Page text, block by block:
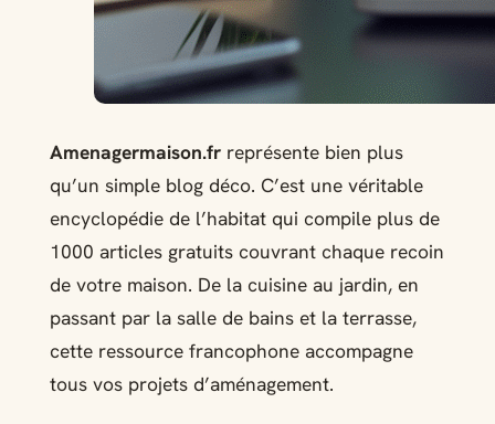
Amenagermaison.frreprésente bien plus
qu’un simple blog déco. C’est une véritable
encyclopédie de l’habitat qui compile plus de
1000 articles gratuits couvrant chaque recoin
de votre maison. De la cuisine au jardin, en
passant par la salle de bains et la terrasse,
cette ressource francophone accompagne
tous vos projets d’aménagement.